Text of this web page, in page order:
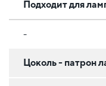
Подходит для
-
Цоколь - патрон